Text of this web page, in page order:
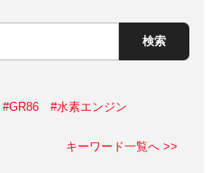
検索
#GR86
#水素エンジン
キーワード一覧へ >>